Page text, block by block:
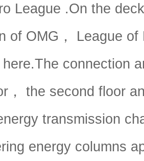
League .On the
of OMG， League of
connection
， the second floor
transmission
energy columns